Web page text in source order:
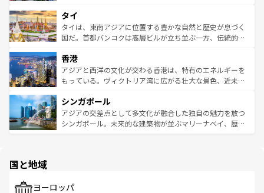
リティに包まれながら、韓国の多彩な魅力を心ゆくまで味
わってみてほしい。 なお、新着の韓国情報はコンテンツ一
覧を参照してほしい。
急速な発展と共に伝統が息づく。ハノイの古い町並みやホ
ーチミン市のフランス統治時代の建物も、独特の雰囲気を
醸し出している。また、バラエティの豊かさとおいしさで
とつ。フォーやバインミー、ベトナムコーヒーなどは、ぜ
ひ現地で味わいたい。どの地域を訪れてもあたたかい人々
が旅行者を迎えてくれるので、きっと忘れられない旅にな
参照してほしい。
タイ
タイは、東南アジアに位置する豊かな自然と歴史が息づく
国だ。首都バンコクは高層ビルが立ち並ぶ一方、伝統的な
の活気が交差している。北部ではチェンマイなどの山岳地
帯で自然と触れ合い、南部ではプーケットやクラビの美し
いビーチでリゾート気分を楽しむことができる。タイ料理
激する。気候は一年中温暖で、どの季節にも異なる楽しみ
が待っている。親しみやすいタイの人々、仏教を中心とし
た文化、そして多様な観光資源が、訪れる旅人を魅了し続
香港
アジアと西洋の文化が交わる香港は、特有のエネルギーを
もっている。ヴィクトリア湾に広がる壮大な景色、近未来
み、どこを訪れても感動するはず。観光スポットが密集し
ており、効率よく見どころを回れるのも魅力。息をのむよ
うな絶景から文化的な体験まで、香港を存分に楽しみ尽く
シンガポール
アジアの交差点として多文化が融合した独自の魅力を放つ
シンガポール。未来的な建築物が並ぶマリーナベイ、歴史
で、ホーカーズは地元の風情を楽しめる外せないスポット
国と地域
ヨーロッパ